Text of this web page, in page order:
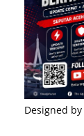
Designed by